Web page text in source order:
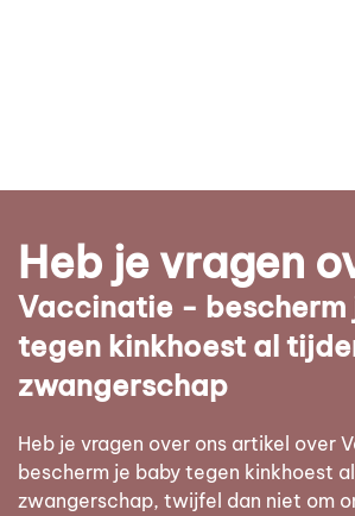
Heb je vragen
Vaccinatie - bescherm
tegen kinkhoest al
zwangerschap
Heb je vragen over ons artikel over
bescherm je baby tegen kinkhoest
zwangerschap, twijfel dan niet om